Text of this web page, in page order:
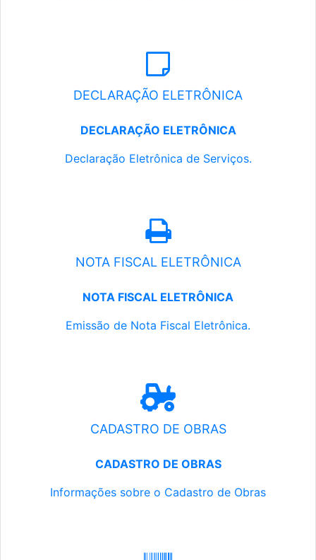
DECLARAÇÃO ELETRÔNICA
DECLARAÇÃO ELETRÔNICA
Declaração Eletrônica de Serviços.
NOTA FISCAL ELETRÔNICA
NOTA FISCAL ELETRÔNICA
Emissão de Nota Fiscal Eletrônica.
CADASTRO DE OBRAS
CADASTRO DE OBRAS
Informações sobre o Cadastro de Obras